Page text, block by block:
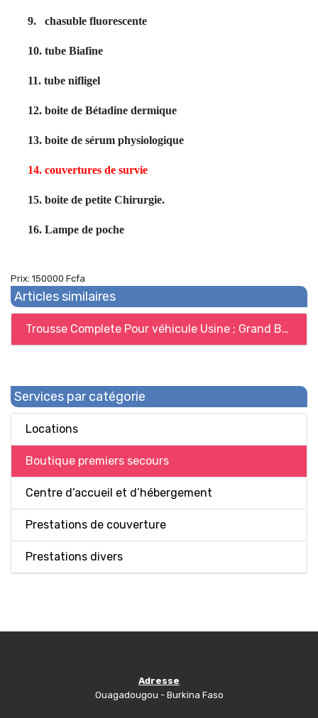
9. chasuble fluorescente
10. tube Biafine
11. tube nifligel
12. boite de Bétadine dermique
13. boite de sérum physiologique
14. couvertures de survie
15. boite de petite Chirurgie.
16. Lampe de poche
Prix: 150000 Fcfa
Articles similaires
Trousse Complete Pour véhicule Usine ; Grand Bâtiment.
Services par catégorie
Locations
Boutique premiers secours
Centre d’accueil et d’hébergement
Prestations de couverture
Prestations divers
Adresse
Ouagadougou - Burkina Faso